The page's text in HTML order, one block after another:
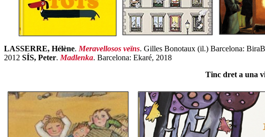
LASSERRE, Hélène. Meravellosos veïns. Gilles Bonotaux (il.) Barcelona:
2012 SÍS, Peter. Madlenka. Barcelona: Ekaré, 2018
Tinc dret a una